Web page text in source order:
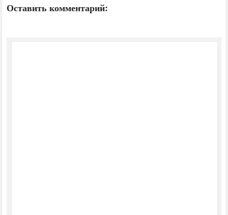
Оставить комментарий: